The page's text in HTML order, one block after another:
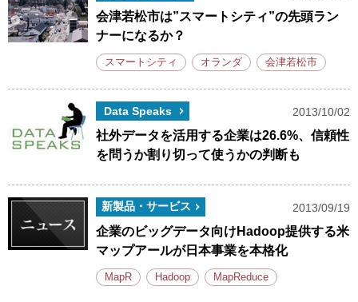
会津若松市は”スマートシティ”の先頭ラン
ナーになるか？
スマートシティ オランダ 会津若松市
Data Speaks 2013/10/02
社外データを活用する企業は26.6%、信頼性
を問うか割り切って使うかの判断も
新製品・サービス 2013/09/19
企業のビッグデータ向けHadoop提供する米
マップアールが日本事業を本格化
MapR Hadoop MapReduce